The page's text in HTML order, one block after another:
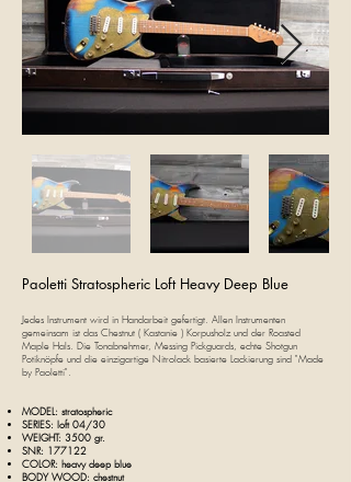
Paoletti Stratospheric Loft Heavy Deep Blue
Jedes Instrument wird in Handarbeit gefertigt. Allen Instrumenten
gemeinsam ist das Chestnut ( Kastanie ) Korpusholz und der Roasted
Maple Hals. Die Tonabnehmer, Messing Pickguards, echte Shotgun
Potiknöpfe und die einzigarti­ge Nitrolack basierte Lackierung sind "Made
by Paoletti".
MODEL: stratospheric
SERIES: loft04/30
WEIGHT: 3500 gr.
SNR: 177122
COLOR: heavy deep blue
BODY WOOD: chestnut